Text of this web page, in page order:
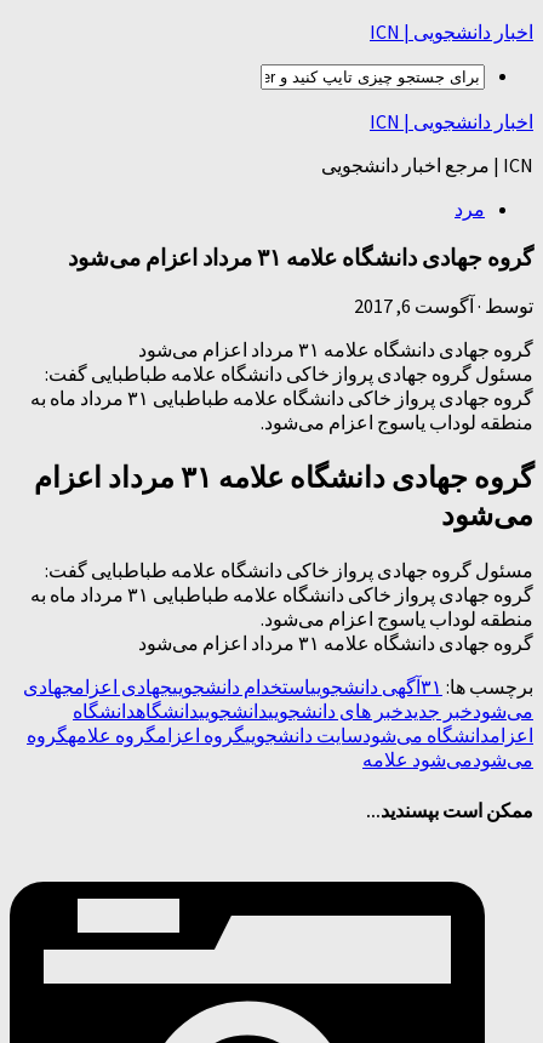
اخبار دانشجویی | ICN
اخبار دانشجویی | ICN
ICN | مرجع اخبار دانشجویی
مرد
گروه جهادی دانشگاه علامه ۳۱ مرداد اعزام می‌شود
توسط · آگوست 6, 2017
گروه جهادی دانشگاه علامه ۳۱ مرداد اعزام می‌شود
مسئول گروه جهادی پرواز خاکی دانشگاه علامه طباطبایی گفت:
گروه جهادی پرواز خاکی دانشگاه علامه طباطبایی ۳۱ مرداد ماه به
منطقه لوداب یاسوج اعزام می‌شود.
گروه جهادی دانشگاه علامه ۳۱ مرداد اعزام
می‌شود
مسئول گروه جهادی پرواز خاکی دانشگاه علامه طباطبایی گفت:
گروه جهادی پرواز خاکی دانشگاه علامه طباطبایی ۳۱ مرداد ماه به
منطقه لوداب یاسوج اعزام می‌شود.
گروه جهادی دانشگاه علامه ۳۱ مرداد اعزام می‌شود
برچسب ها: ۳۱آگهی دانشجوییاستخدام دانشجوییجهادی اعزامجهادی
می‌شودخبر جدیدخبر های دانشجوییدانشجوییدانشگاهدانشگاه
اعزامدانشگاه می‌شودسایت دانشجوییگروه اعزامگروه علامهگروه
می‌شودمی‌شود علامه
ممکن است بپسندید...